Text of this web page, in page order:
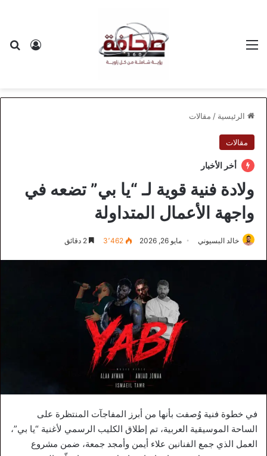
الرئيسية / مقالات
مقالات
أخر الأخبار
ولادة فنية قوية لـ “يا بي” تضعه في
واجهة الأعمال المتداولة
خالد البسيوني مايو 26, 2026 3٬462
في خطوة فنية وُصفت بأنها من أبرز المفاجآت المنتظرة على
الساحة الموسيقية العربية، تم إطلاق الكليب الرسمي لأغنية “يا بي”،
العمل الذي جمع الفنانين علاء أيمن وأمجد جمعة، ضمن مشروع